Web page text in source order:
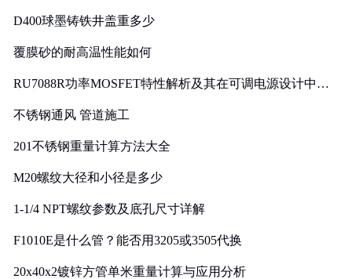
D400球墨铸铁井盖重多少
覆膜砂的耐高温性能如何
RU7088R功率MOSFET特性解析及其在可调电源设计中的
不锈钢通风 管道施工
201不锈钢重量计算方法大全
M20螺纹大径和小径是多少
1-1/4 NPT螺纹参数及底孔尺寸详解
F1010E是什么管？能否用3205或3505代换
20x40x2镀锌方管单米重量计算与应用分析